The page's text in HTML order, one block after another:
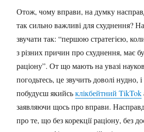
Отож, чому вправи, на думку
так сильно важливі для схуднення?
звучати так: “першою стратегією,
з різних причин про схуднення, має
раціону”. От що мають на увазі
погодьтесь, це звучить доволі нудно,
побудуєш якийськлікбейтний TikTok
заявляючи щось про вправи.
про те, що без корекції раціону, без